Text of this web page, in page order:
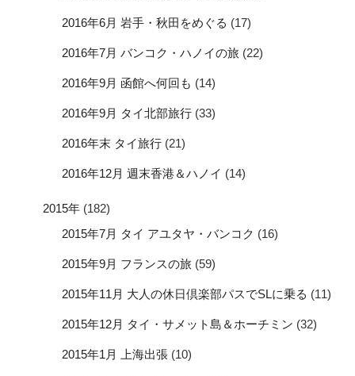
2016年6月 岩手・秋田をめぐる (17)
2016年7月 バンコク・ハノイの旅 (22)
2016年9月 函館へ何回も (14)
2016年9月 タイ北部旅行 (33)
2016年末 タイ旅行 (21)
2016年12月 週末香港＆ハノイ (14)
2015年 (182)
2015年7月 タイ アユタヤ・バンコク (16)
2015年9月 フランスの旅 (59)
2015年11月 大人の休日倶楽部パスでSLに乗る (11)
2015年12月 タイ・サメット島＆ホーチミン (32)
2015年1月 上海出張 (10)